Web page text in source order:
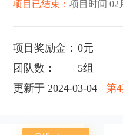
项目已结束： 项目时间 02
项目奖励金： 0元
团队数：
5组
更新于 2024-03-04
第